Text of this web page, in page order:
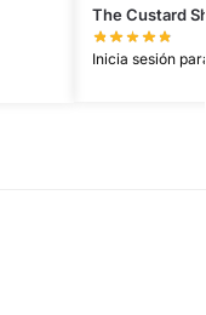
The Custard
Inicia sesión